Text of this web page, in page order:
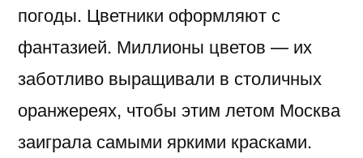
погоды. Цветники оформляют с
фантазией. Миллионы цветов — их
заботливо выращивали в столичных
оранжереях, чтобы этим летом Москва
заиграла самыми яркими красками.